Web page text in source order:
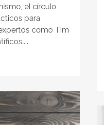
el círculo
para
como Tim